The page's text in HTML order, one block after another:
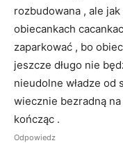
rozbudowana , ale
obiecankach
zaparkować , bo
jeszcze długo nie
nieudolne władze od
wiecznie bezradną
kończąc .
Odpowiedz